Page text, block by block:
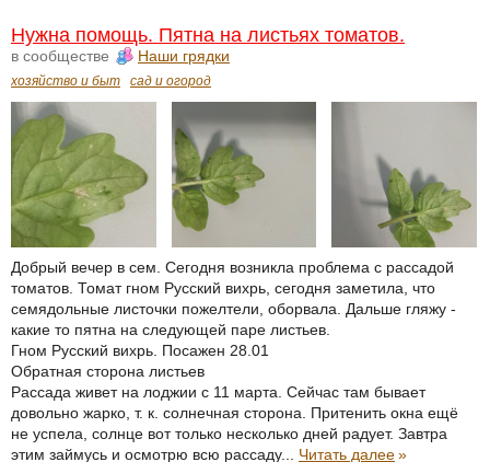
Нужна помощь. Пятна на листьях томатов.
в сообществе Наши грядки
хозяйство и быт сад и огород
Добрый вечер в сем. Сегодня возникла проблема с рассадой
томатов. Томат гном Русский вихрь, сегодня заметила, что
семядольные листочки пожелтели, оборвала. Дальше гляжу -
какие то пятна на следующей паре листьев.
Гном Русский вихрь. Посажен 28.01
Обратная сторона листьев
Рассада живет на лоджии с 11 марта. Сейчас там бывает
довольно жарко, т. к. солнечная сторона. Притенить окна ещё
не успела, солнце вот только несколько дней радует. Завтра
этим займусь и осмотрю всю рассаду... Читать далее»